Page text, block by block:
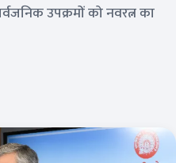
उपक्रमों को नवरत्न का